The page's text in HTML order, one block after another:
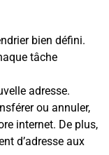
bien défini.
tâche
adresse.
ou annuler,
internet. De plus,
d’adresse aux